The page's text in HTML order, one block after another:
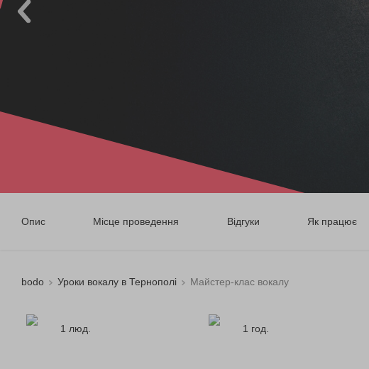
Опис Місце проведення Відгуки Як працює
bodo Уроки вокалу в Тернополі Майстер-клас вокалу
1 люд. 1 год.